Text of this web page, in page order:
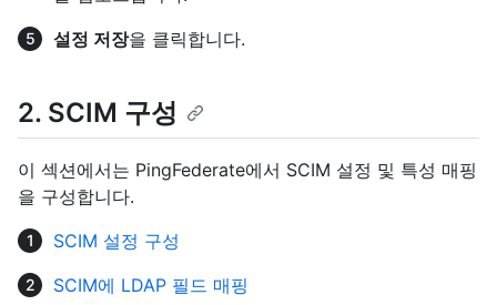
설정 저장을 클릭합니다.
2. SCIM 구성
이 섹션에서는 PingFederate에서 SCIM 설정 및 특성 매핑
을 구성합니다.
SCIM 설정 구성
SCIM에 LDAP 필드 매핑